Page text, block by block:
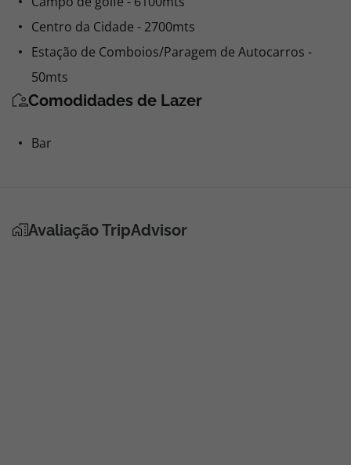
Centro da Cidade - 2700mts
Estação de Comboios/Paragem de Autocarros -
50mts
Comodidades de Lazer
Bar
Avaliação TripAdvisor